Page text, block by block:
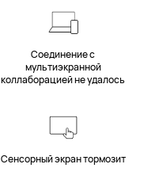
Соединение с
мультиэкранной
коллаборацией не удалось
Сенсорный экран тормозит